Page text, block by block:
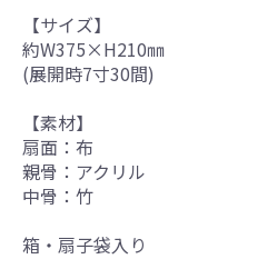
【サイズ】
約W375×H210㎜
(展開時7寸30間)
【素材】
扇面：布
親骨：アクリル
中骨：竹
箱・扇子袋入り